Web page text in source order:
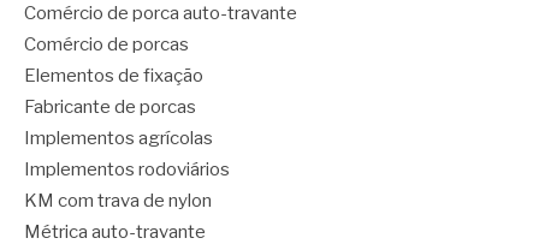
Comércio de porca auto-travante
Comércio de porcas
Elementos de fixação
Fabricante de porcas
Implementos agrícolas
Implementos rodoviários
KM com trava de nylon
Métrica auto-travante